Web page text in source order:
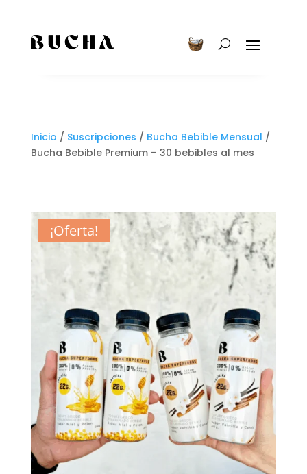
Inicio / Suscripciones / Bucha Bebible Mensual /
Bucha Bebible Premium – 30 bebibles al mes
¡Oferta!